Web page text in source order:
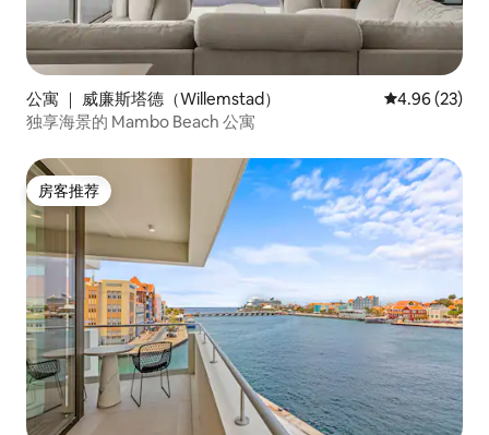
公寓 ｜ 威廉斯塔德（Willemstad） 平均评分
4.96 (23)
独享海景的 Mambo Beach 公寓
房客推荐
房客推荐